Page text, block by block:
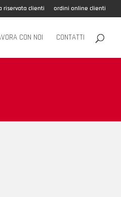
riservata clienti ordini online clienti
CON NOI CONTATTI